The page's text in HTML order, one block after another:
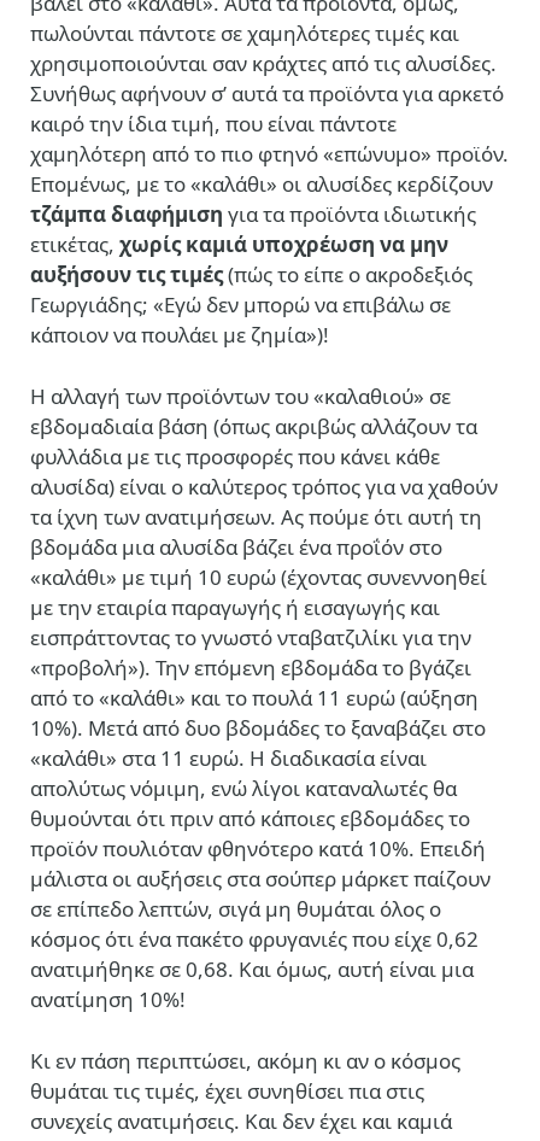
πωλούνται πάντοτε σε χαμηλότερες τιμές και
χρησιμοποιούνται σαν κράχτες από τις αλυσίδες.
Συνήθως αφήνουν σ’ αυτά τα προϊόντα για αρκετό
καιρό την ίδια τιμή, που είναι πάντοτε
χαμηλότερη από το πιο φτηνό «επώνυμο» προϊόν.
Επομένως, με το «καλάθι» οι αλυσίδες κερδίζουν
τζάμπα διαφήμιση για τα προϊόντα ιδιωτικής
ετικέτας, χωρίς καμιά υποχρέωση να μην
αυξήσουν τις τιμές(πώς το είπε ο ακροδεξιός
Γεωργιάδης; «Εγώ δεν μπορώ να επιβάλω σε
κάποιον να πουλάει με ζημία»)!
Η αλλαγή των προϊόντων του «καλαθιού» σε
εβδομαδιαία βάση (όπως ακριβώς αλλάζουν τα
φυλλάδια με τις προσφορές που κάνει κάθε
αλυσίδα) είναι ο καλύτερος τρόπος για να χαθούν
τα ίχνη των ανατιμήσεων. Ας πούμε ότι αυτή τη
βδομάδα μια αλυσίδα βάζει ένα προΐόν στο
«καλάθι» με τιμή 10 ευρώ (έχοντας συνεννοηθεί
με την εταιρία παραγωγής ή εισαγωγής και
εισπράττοντας το γνωστό νταβατζιλίκι για την
«προβολή»). Την επόμενη εβδομάδα το βγάζει
από το «καλάθι» και το πουλά 11 ευρώ (αύξηση
10%). Μετά από δυο βδομάδες το ξαναβάζει στο
«καλάθι» στα 11 ευρώ. Η διαδικασία είναι
απολύτως νόμιμη, ενώ λίγοι καταναλωτές θα
θυμούνται ότι πριν από κάποιες εβδομάδες το
προϊόν πουλιόταν φθηνότερο κατά 10%. Επειδή
μάλιστα οι αυξήσεις στα σούπερ μάρκετ παίζουν
σε επίπεδο λεπτών, σιγά μη θυμάται όλος ο
κόσμος ότι ένα πακέτο φρυγανιές που είχε 0,62
ανατιμήθηκε σε 0,68. Και όμως, αυτή είναι μια
ανατίμηση 10%!
Κι εν πάση περιπτώσει, ακόμη κι αν ο κόσμος
θυμάται τις τιμές, έχει συνηθίσει πια στις
συνεχείς ανατιμήσεις. Και δεν έχει και καμιά